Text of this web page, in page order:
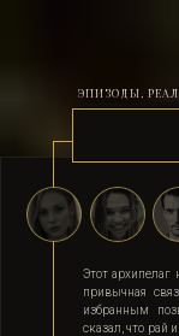
ЭПИЗОДЫ,
Этот архипелаг
привычная
избранным
сказал, что рай